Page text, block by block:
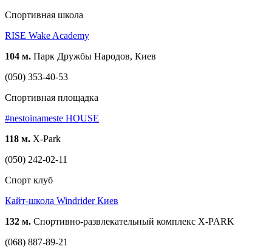
Спортивная школа
RISE Wake Academy
104 м. Парк Дружбы Народов, Киев
(050) 353-40-53
Спортивная площадка
#nestoinameste HOUSE
118 м. X-Park
(050) 242-02-11
Спорт клуб
Кайт-школа Windrider Киев
132 м. Спортивно-развлекательный комплекс X-PARK
(068) 887-89-21